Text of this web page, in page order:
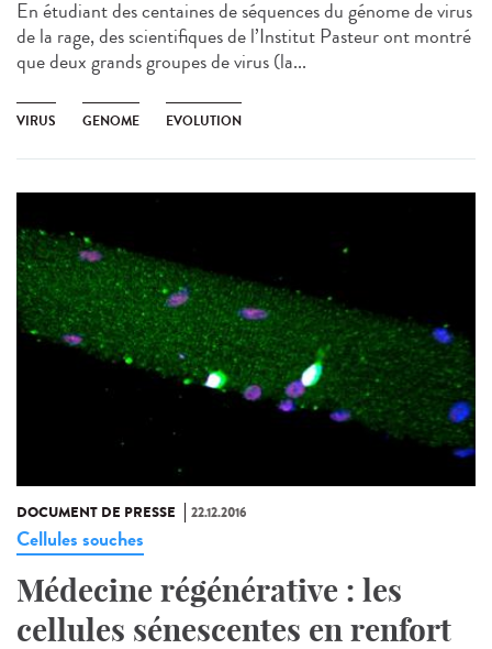
En étudiant des centaines de séquences du génome de virus
de la rage, des scientifiques de l’Institut Pasteur ont montré
que deux grands groupes de virus (la...
VIRUS GENOME EVOLUTION
DOCUMENT DE PRESSE 22.12.2016
Cellules souches
Médecine régénérative : les
cellules sénescentes en renfort